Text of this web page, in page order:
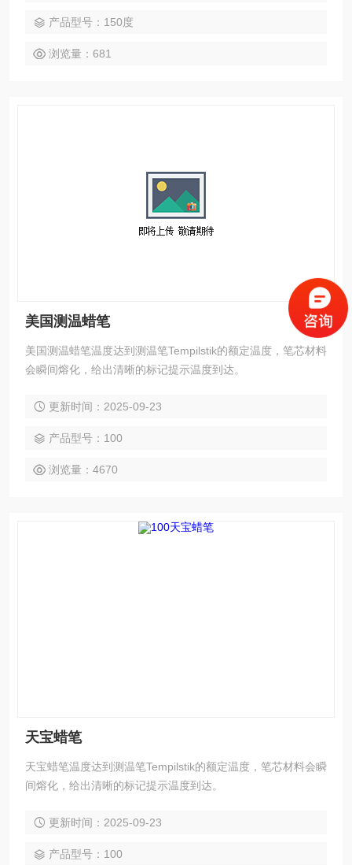
产品型号：150度
浏览量：681
美国测温蜡笔
美国测温蜡笔温度达到测温笔Tempilstik的额定温度，笔芯材料
会瞬间熔化，给出清晰的标记提示温度到达。
更新时间：2025-09-23
产品型号：100
浏览量：4670
天宝蜡笔
天宝蜡笔温度达到测温笔Tempilstik的额定温度，笔芯材料会瞬
间熔化，给出清晰的标记提示温度到达。
更新时间：2025-09-23
产品型号：100